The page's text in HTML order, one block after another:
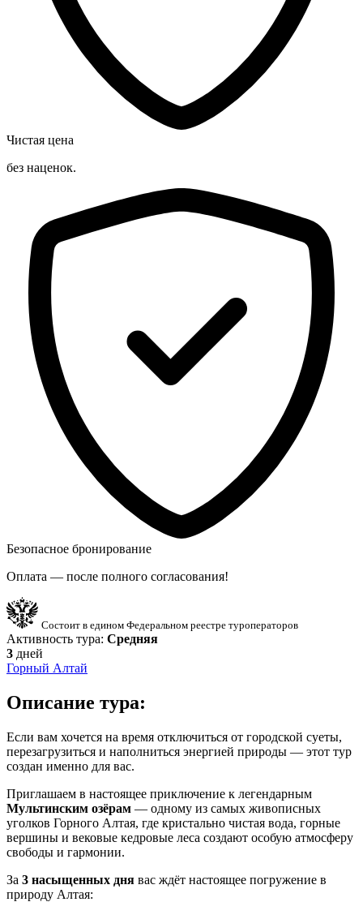
Чистая цена
без наценок.
Безопасное бронирование
Оплата — после полного согласования!
Состоит в едином Федеральном реестре туроператоров
Активность тура: Средняя
3 дней
Горный Алтай
Описание тура:
Если вам хочется на время отключиться от городской суеты,
перезагрузиться и наполниться энергией природы — этот тур
создан именно для вас.
Приглашаем в настоящее приключение к легендарным
Мультинским озёрам — одному из самых живописных
уголков Горного Алтая, где кристально чистая вода, горные
вершины и вековые кедровые леса создают особую атмосферу
свободы и гармонии.
За 3 насыщенных дня вас ждёт настоящее погружение в
природу Алтая: